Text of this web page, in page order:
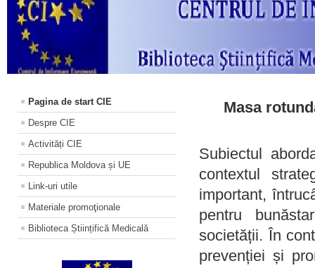
Pagina de start CIE
Despre CIE
Activități CIE
Republica Moldova și UE
Link-uri utile
Materiale promoţionale
Biblioteca Științifică Medicală
Masa
Subiectul
contextul
important,
pentru
societății. În
prevenției și